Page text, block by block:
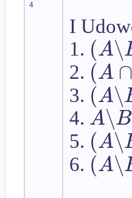
4
I
1. (A∖
2. (A ∩
3. (A∖
4. A∖B
5. (A∖
6. (A∖